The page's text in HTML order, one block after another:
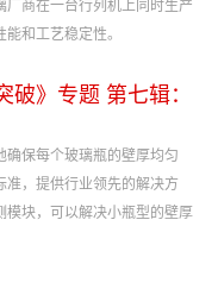
厂商在一台行列机上同时生产
和工艺稳定性。
破》专题 第七辑：
确保每个玻璃瓶的壁厚均匀
准，提供行业领先的解决方
模块，可以解决小瓶型的壁厚